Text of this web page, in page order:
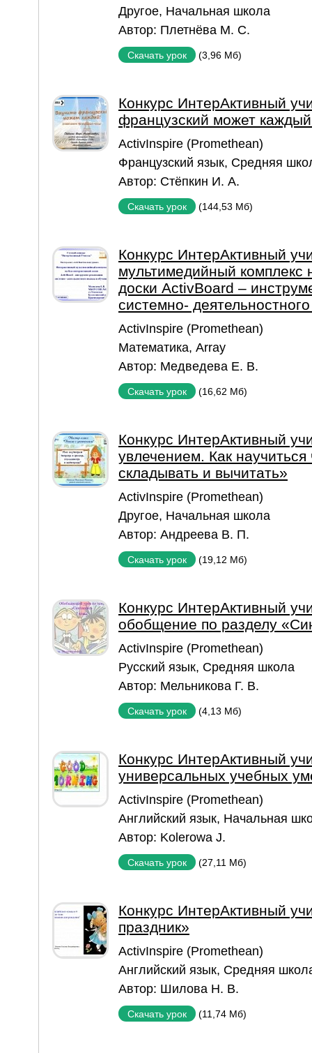
Другое, Начальная школа
Автор: Плетнёва М. С.
Скачать урок (3,96 Мб)
Конкурс ИнтерАктивный
французский может
ActivInspire (Promethean)
Французский язык, Средняя
Автор: Стёпкин И. А.
Скачать урок (144,53 Мб)
Конкурс ИнтерАктивный
мультимедийный комплекс
доски ActivBoard –
системно-
ActivInspire (Promethean)
Математика, Array
Автор: Медведева Е. В.
Скачать урок (16,62 Мб)
Конкурс ИнтерАктивный
увлечением. Как научиться
складывать и вычитать»
ActivInspire (Promethean)
Другое, Начальная школа
Автор: Андреева В. П.
Скачать урок (19,12 Мб)
Конкурс ИнтерАктивный
обобщение по разделу
ActivInspire (Promethean)
Русский язык, Средняя школа
Автор: Мельникова Г. В.
Скачать урок (4,13 Мб)
Конкурс ИнтерАктивный
универсальных учебных
ActivInspire (Promethean)
Английский язык, Начальная
Автор: Kolerowa J.
Скачать урок (27,11 Мб)
Конкурс ИнтерАктивный
праздник»
ActivInspire (Promethean)
Английский язык, Средняя
Автор: Шилова Н. В.
Скачать урок (11,74 Мб)